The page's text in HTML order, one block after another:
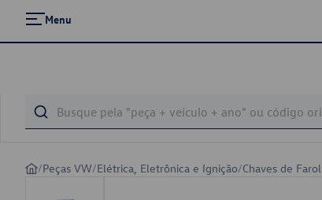
Menu
/Peças VW/Elétrica, Eletrônica e Ignição/Chaves de Farol